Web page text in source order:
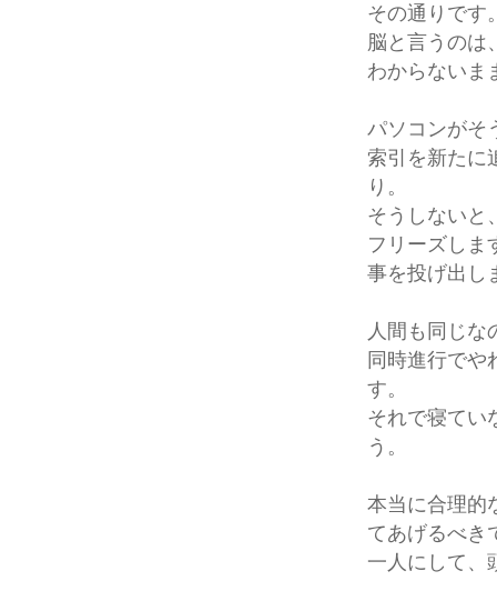
その通りです
脳と言うのは
わからないま
パソコンがそ
索引を新たに
り。
そうしないと
フリーズしま
事を投げ出し
人間も同じな
同時進行でや
す。
それで寝てい
う。
本当に合理的
てあげるべき
一人にして、